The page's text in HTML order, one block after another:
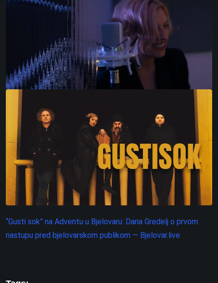
“Gusti sok” na Adventu u Bjelovaru: Daria Gredelj o prvom
nastupu pred bjelovarskom publikom — Bjelovar.live